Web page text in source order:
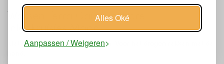
Alles Oké
Aanpassen / Weigeren
Wassen Terra Gaia wasbare
inlegkruisjes Moon
Met de gewone was meewassen. Voor het drogen rekken met de